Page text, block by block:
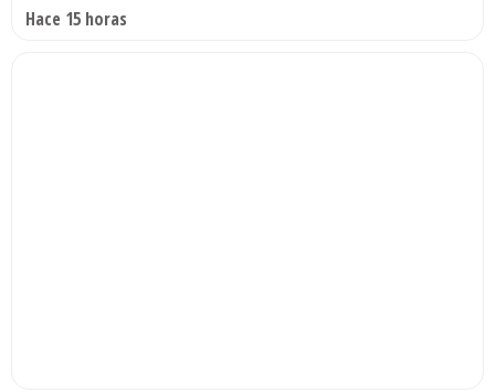
Hace 15 horas